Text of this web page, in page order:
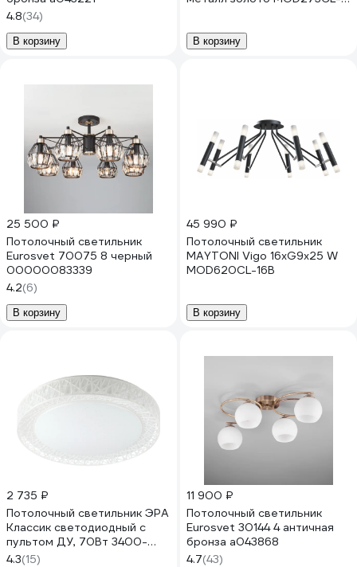
4.8(34)
В корзину В корзину
25 500 ₽
Потолочный светильник
Eurosvet 70075 8 черный
00000083339
4.2(6)
В корзину
45 990 ₽
Потолочный светильник
MAYTONI Vigo 16хG9x25 W
MOD620CL-16B
В корзину
2 735 ₽
Потолочный светильник ЭРА
Классик светодиодный с
пультом ДУ, 70Вт 3400-
5500К Б0051097
4.3(15)
11 900 ₽
Потолочный светильник
Eurosvet 30144 4 античная
бронза a043868
4.7(43)